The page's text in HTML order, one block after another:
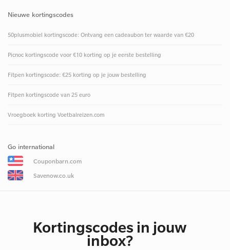
Nieuwe kortingscodes
50plusmobiel kortingscode: Ontvang een cadeaubon ter waarde van €20
Picnoc kortingscode voor €10 korting op je eerste bestelling
Fitpen kortingscode: €25 korting op je jouw bestelling
Fitpen kortingscode van 25 euro
Vroegboek korting Voetbalreizen.com
Go international
Couponbarn.com
Savenow.co.uk
Kortingscodes in jouw
inbox?